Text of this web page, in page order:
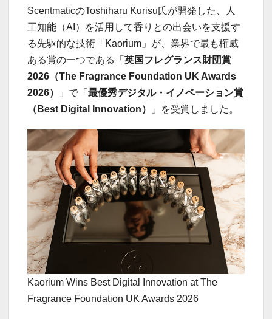
ScentmaticのToshiharu Kurisu氏が開発した、人
工知能（AI）を活用して香りとの出会いを支援す
る先駆的な技術「Kaorium」が、業界で最も権威
ある賞の一つである「 英国フレグランス財団賞
2026（The Fragrance Foundation UK Awards
2026）
」で「 最優秀デジタル・イノベーション賞
（Best Digital Innovation）
」を受賞しました。
Kaorium Wins Best Digital Innovation at The
Fragrance Foundation UK Awards 2026